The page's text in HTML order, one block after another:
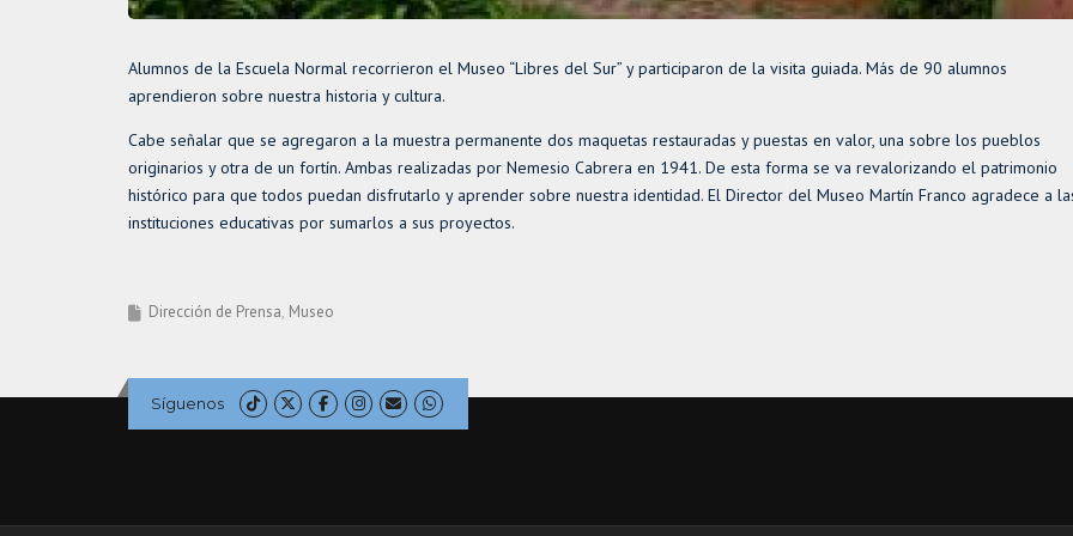
Alumnos de la Escuela Normal recorrieron el Museo “Libres del Sur” y participaron de la visita guiada. Más de 90 alumnos
aprendieron sobre nuestra historia y cultura.
Cabe señalar que se agregaron a la muestra permanente dos maquetas restauradas y puestas en valor, una sobre los pueblos
originarios y otra de un fortín. Ambas realizadas por Nemesio Cabrera en 1941. De esta forma se va revalorizando el patrimonio
histórico para que todos puedan disfrutarlo y aprender sobre nuestra identidad. El Director del Museo Martín Franco agradece a
instituciones educativas por sumarlos a sus proyectos.
Dirección de Prensa Museo
Síguenos